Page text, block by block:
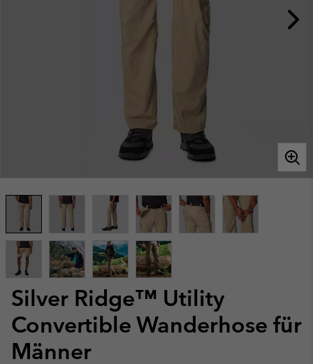
Silver Ridge™ Utility
Convertible Wanderhose für
Männer